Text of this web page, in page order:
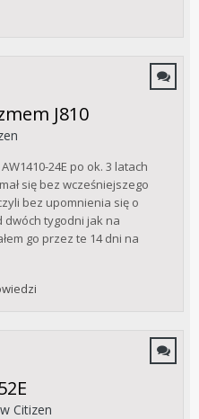
J810
24E po ok. 3 latach
się bez wcześniejszego
bez upomnienia się o
dwóch tygodni jak na
go przez te 14 dni na
Citizen